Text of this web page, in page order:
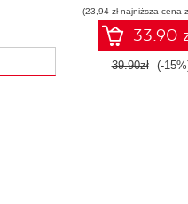
(23,94 zł najniższa cena
33.90
39.90zł (-